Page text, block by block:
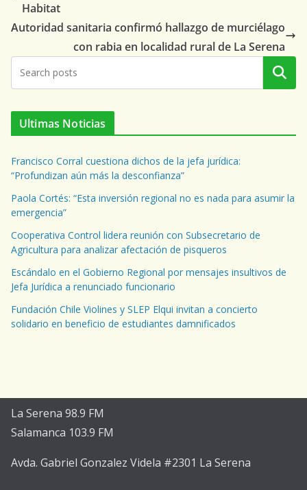
Habitat
Autoridad sanitaria confirmó hallazgo de murciélago
con rabia en localidad rural de La Serena
Buscar
Ultimas Noticias
Francisco Corral cuestiona dichos de la jefa jurídica:
“Profundizan aún más la desconfianza”
Paola Cortés: “Esta inversión regional no es nada para asumir la
emergencia”
Cooperativa Control lidera reunión con Subsecretario de
Agricultura para analizar afectación de pisqueros
Escándalo en el Gobierno Regional por mensajes insultivos de
Jefa Jurídica a renunciado funcionario
Fundación Chile Violines y SLEP Elqui invitan a concierto
solidario en beneficio de estudiantes damnificados
La Serena 98.9 FM
Salamanca 103.9 FM
Avda. Gabriel Gonzalez Videla #2301 La Serena